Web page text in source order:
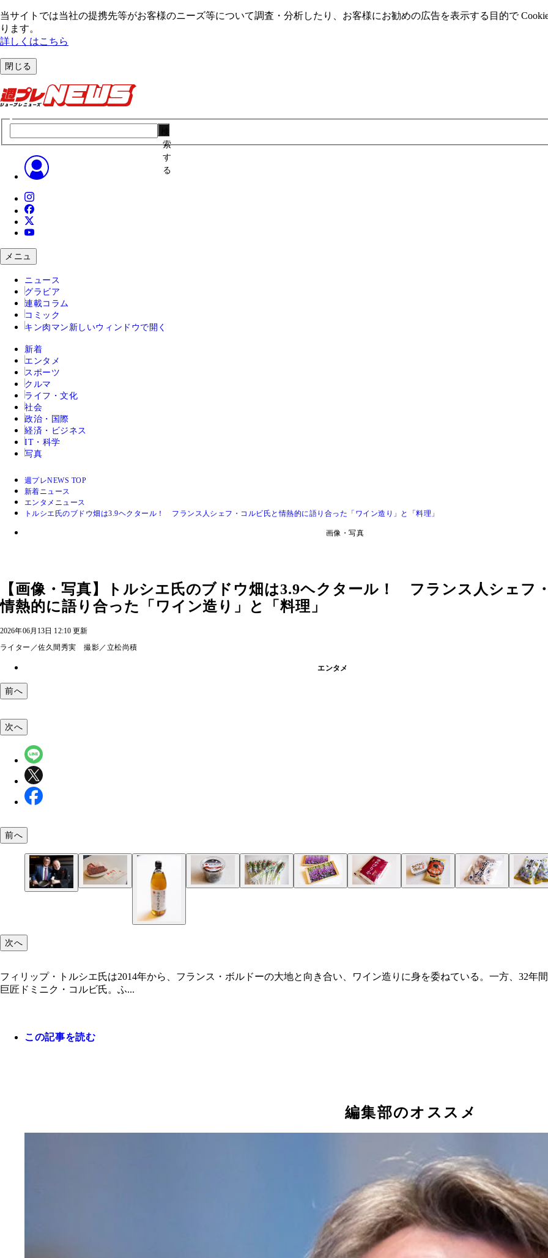
当サイトでは当社の提携先等がお客様のニーズ等について調査・分析したり、お客様にお勧めの広告を表⽰する⽬的で
ります。
詳しくはこちら
閉じる
索
す
る
メニュ
ニュース
グラビア
連載コラム
コミック
キン肉マン 新しいウィンドウで開く
新着
エンタメ
スポーツ
クルマ
ライフ・文化
社会
政治・国際
経済・ビジネス
IT・科学
写真
週プレNEWS TOP
新着ニュース
エンタメニュース
トルシエ氏のブドウ畑は3.9ヘクタール！ フランス人シェフ・コルビ氏と情熱的に語り合った「ワイン造り」と「料理」
画像・写真
【画像・写真】トルシエ氏のブドウ畑は3.9ヘクタール！ フランス人シェフ
情熱的に語り合った「ワイン造り」と「料理」
2026年06月13日 12:10 更新
ライター／佐久間秀実 撮影／立松尚積
エンタメ
前へ
次へ
前へ
次へ
フィリップ・トルシエ氏は2014年から、フランス・ボルドーの大地と向き合い、ワイン造りに身を委ねている。一方、32
巨匠ドミニク・コルビ氏。ふ...
この記事を読む
編集部のオススメ